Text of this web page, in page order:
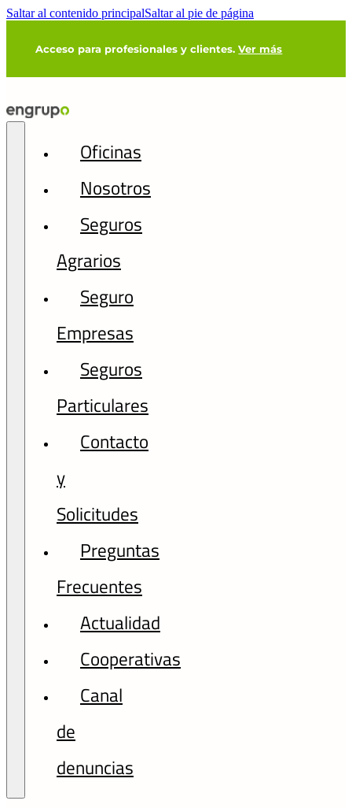
Saltar al contenido principalSaltar al pie de página
Acceso para profesionales y clientes.Ver más
Oficinas
Nosotros
Seguros
Agrarios
Seguro
Empresas
Seguros
Particulares
Contacto
y
Solicitudes
Preguntas
Frecuentes
Actualidad
Cooperativas
Canal
de
denuncias